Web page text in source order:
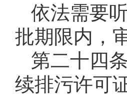
依法需要
批期限内，
第二十四
续排污许可